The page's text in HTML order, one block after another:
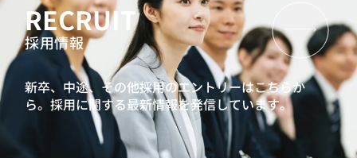
RECRUIT
採用情報
新卒、中途、その他採用のエントリーはこちらか
ら。採用に関する最新情報を発信しています。